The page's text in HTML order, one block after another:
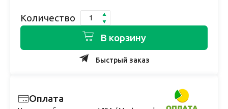
Количество
В корзину
Быстрый заказ
Оплата